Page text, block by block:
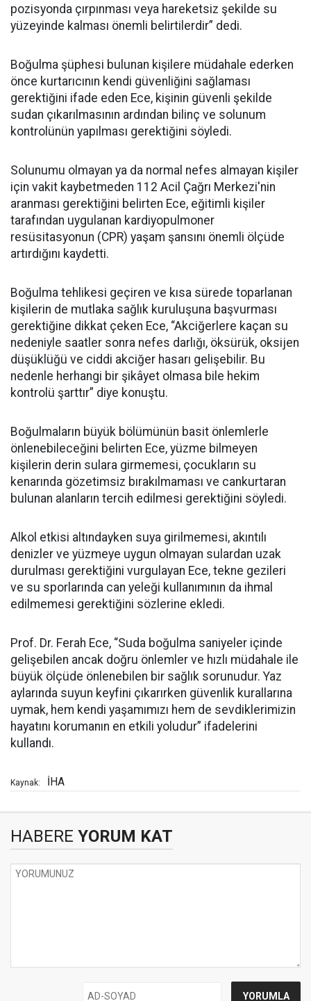
pozisyonda çırpınması veya hareketsiz şekilde su
yüzeyinde kalması önemli belirtilerdir” dedi.
Boğulma şüphesi bulunan kişilere müdahale ederken
önce kurtarıcının kendi güvenliğini sağlaması
gerektiğini ifade eden Ece, kişinin güvenli şekilde
sudan çıkarılmasının ardından bilinç ve solunum
kontrolünün yapılması gerektiğini söyledi.
Solunumu olmayan ya da normal nefes almayan kişiler
için vakit kaybetmeden 112 Acil Çağrı Merkezi'nin
aranması gerektiğini belirten Ece, eğitimli kişiler
tarafından uygulanan kardiyopulmoner
resüsitasyonun (CPR) yaşam şansını önemli ölçüde
artırdığını kaydetti.
Boğulma tehlikesi geçiren ve kısa sürede toparlanan
kişilerin de mutlaka sağlık kuruluşuna başvurması
gerektiğine dikkat çeken Ece, “Akciğerlere kaçan su
nedeniyle saatler sonra nefes darlığı, öksürük, oksijen
düşüklüğü ve ciddi akciğer hasarı gelişebilir. Bu
nedenle herhangi bir şikâyet olmasa bile hekim
kontrolü şarttır” diye konuştu.
Boğulmaların büyük bölümünün basit önlemlerle
önlenebileceğini belirten Ece, yüzme bilmeyen
kişilerin derin sulara girmemesi, çocukların su
kenarında gözetimsiz bırakılmaması ve cankurtaran
bulunan alanların tercih edilmesi gerektiğini söyledi.
Alkol etkisi altındayken suya girilmemesi, akıntılı
denizler ve yüzmeye uygun olmayan sulardan uzak
durulması gerektiğini vurgulayan Ece, tekne gezileri
ve su sporlarında can yeleği kullanımının da ihmal
edilmemesi gerektiğini sözlerine ekledi.
Prof. Dr. Ferah Ece, “Suda boğulma saniyeler içinde
gelişebilen ancak doğru önlemler ve hızlı müdahale ile
büyük ölçüde önlenebilen bir sağlık sorunudur. Yaz
aylarında suyun keyfini çıkarırken güvenlik kurallarına
uymak, hem kendi yaşamımızı hem de sevdiklerimizin
hayatını korumanın en etkili yoludur” ifadelerini
kullandı.
Kaynak: İHA
HABERE YORUM KAT